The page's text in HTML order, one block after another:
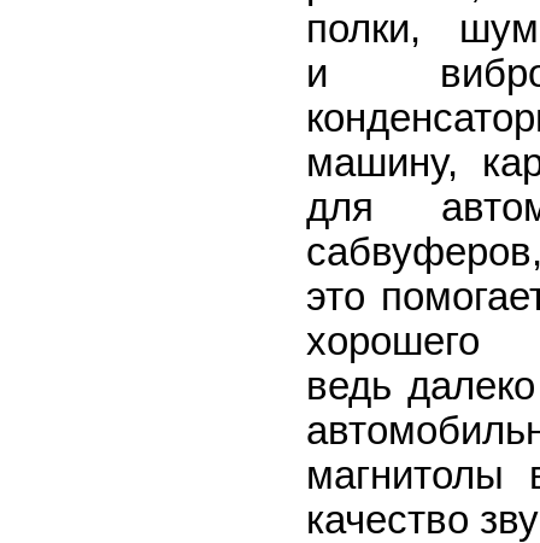
полки,
и
машину,
для
это
хорошего
ведь
магнитолы
качество